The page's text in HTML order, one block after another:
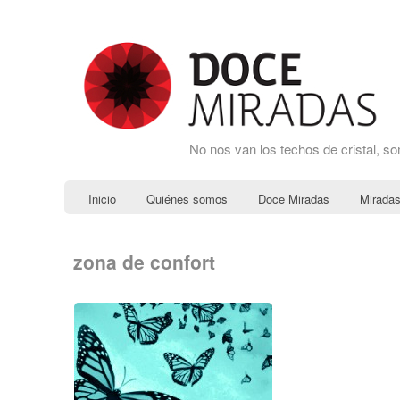
No nos van los techos de cristal,
Inicio Quiénes somos Doce Miradas
zona de confort